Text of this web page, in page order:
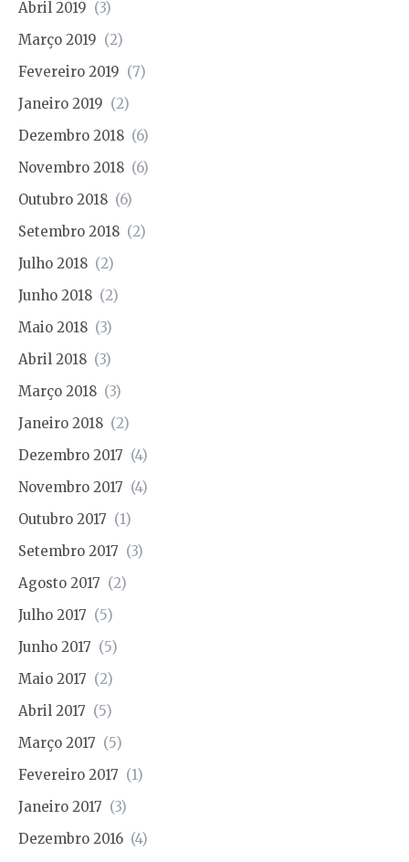
Abril 2019 (3)
Março 2019 (2)
Fevereiro 2019 (7)
Janeiro 2019 (2)
Dezembro 2018 (6)
Novembro 2018 (6)
Outubro 2018 (6)
Setembro 2018 (2)
Julho 2018 (2)
Junho 2018 (2)
Maio 2018 (3)
Abril 2018 (3)
Março 2018 (3)
Janeiro 2018 (2)
Dezembro 2017 (4)
Novembro 2017 (4)
Outubro 2017 (1)
Setembro 2017 (3)
Agosto 2017 (2)
Julho 2017 (5)
Junho 2017 (5)
Maio 2017 (2)
Abril 2017 (5)
Março 2017 (5)
Fevereiro 2017 (1)
Janeiro 2017 (3)
Dezembro 2016 (4)